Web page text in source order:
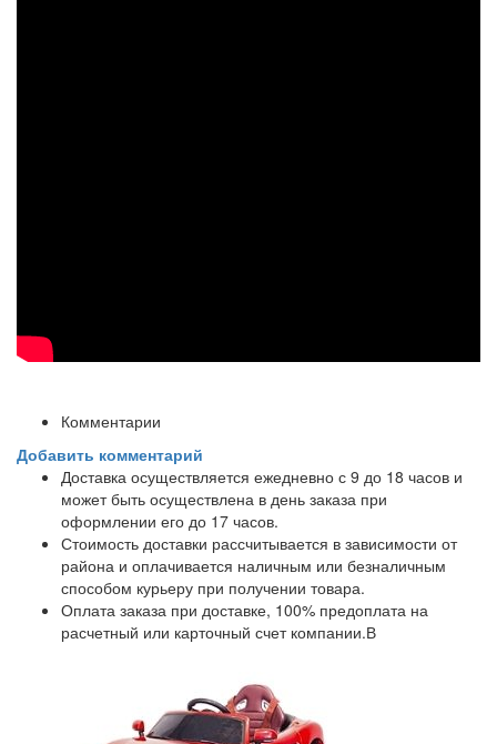
Комментарии
Добавить комментарий
Доставка осуществляется ежедневно с 9 до 18 часов и
может быть осуществлена в день заказа при
оформлении его до 17 часов.
Стоимость доставки рассчитывается в зависимости от
района и оплачивается наличным или безналичным
способом курьеру при получении товара.
Оплата заказа при доставке, 100% предоплата на
расчетный или карточный счет компании.В